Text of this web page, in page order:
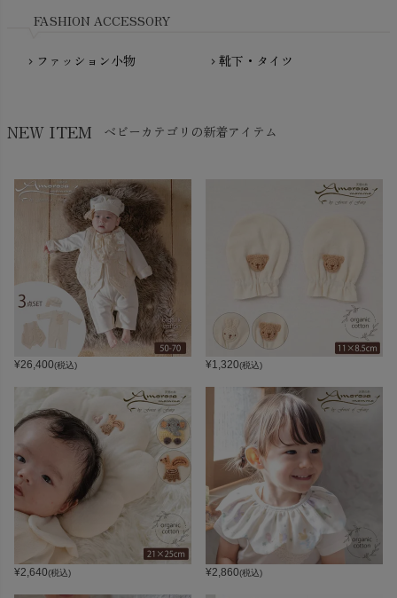
FASHION ACCESSORY
chevron_right ファッション小物 chevron_right 靴下・タイツ
NEW ITEM ベビーカテゴリの新着アイテム
¥26,400(税込) ¥1,320(税込)
¥2,640(税込) ¥2,860(税込)